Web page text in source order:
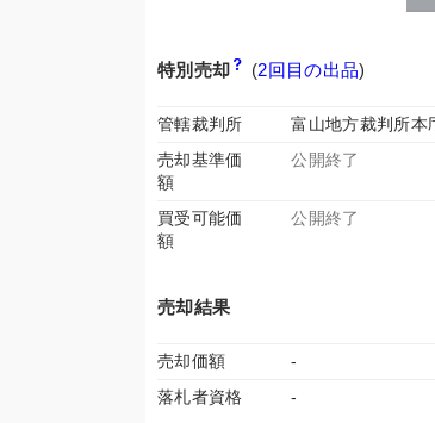
特別売却 (2回目の出品)
管轄裁判所 富山地方裁判所本
売却基準価
額
公開終了
買受可能価
額
公開終了
売却結果
売却価額 -
落札者資格
-